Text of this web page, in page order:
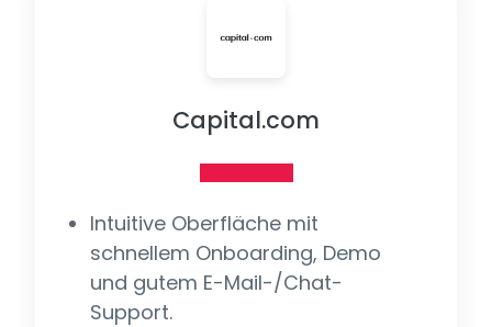
Capital.com
Intuitive Oberfläche mit
schnellem Onboarding, Demo
und gutem E-Mail-/Chat-
Support.